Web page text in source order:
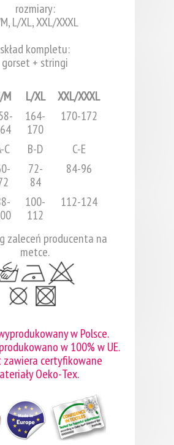
rozmiary:
L/XL, XXL/XXXL
skład kompletu:
gorset + stringi
M L/XL
XXL/XXXL
164-
170
170-172
C B-D
C-E
72-
84
84-96
100-
112
112-124
zaleceń producenta na
metce.
w Polsce.
w 100% w UE.
zawiera certyfikowane
Oeko-Tex.